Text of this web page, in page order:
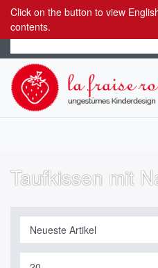
Click on the button to view
contents.
Taufkissen mit